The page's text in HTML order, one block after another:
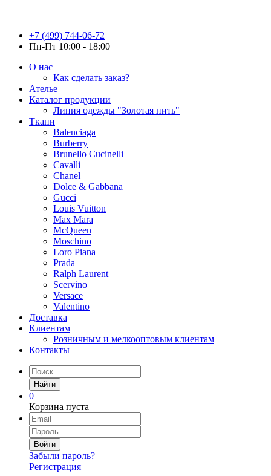
+7 (499) 744-06-72
Пн-Пт 10:00 - 18:00
О нас
Как сделать заказ?
Ателье
Каталог продукции
Линия одежды "Золотая нить"
Ткани
Balenciaga
Burberry
Brunello Cucinelli
Cavalli
Chanel
Dolce & Gabbana
Gucci
Louis Vuitton
Max Mara
McQueen
Moschino
Loro Piana
Prada
Ralph Laurent
Scervino
Versace
Valentino
Доставка
Клиентам
Розничным и мелкооптовым клиентам
Контакты
Найти
0
Корзина пуста
Войти
Забыли пароль?
Регистрация